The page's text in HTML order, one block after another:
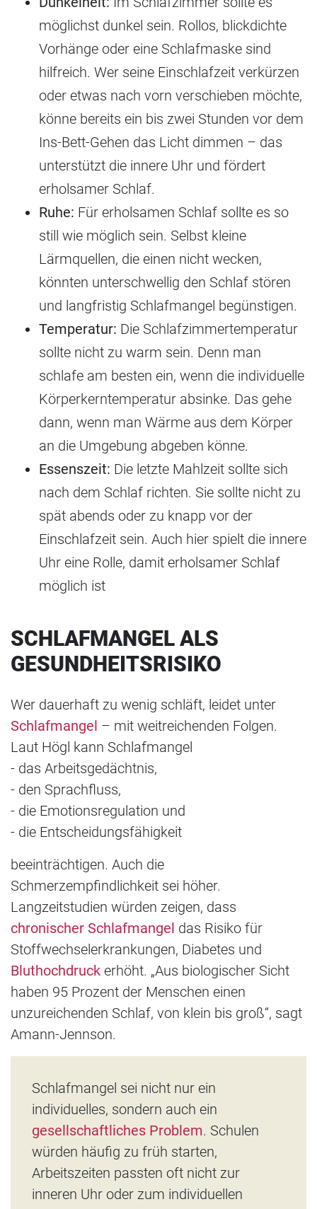
möglichst dunkel sein. Rollos, blickdichte
Vorhänge oder eine Schlafmaske sind
hilfreich. Wer seine Einschlafzeit verkürzen
oder etwas nach vorn verschieben möchte,
könne bereits ein bis zwei Stunden vor dem
Ins-Bett-Gehen das Licht dimmen – das
unterstützt die innere Uhr und fördert
erholsamer Schlaf.
Ruhe: Für erholsamen Schlaf sollte es so
still wie möglich sein. Selbst kleine
Lärmquellen, die einen nicht wecken,
könnten unterschwellig den Schlaf stören
und langfristig Schlafmangel begünstigen.
Temperatur: Die Schlafzimmertemperatur
sollte nicht zu warm sein. Denn man
schlafe am besten ein, wenn die individuelle
Körperkerntemperatur absinke. Das gehe
dann, wenn man Wärme aus dem Körper
an die Umgebung abgeben könne.
Essenszeit: Die letzte Mahlzeit sollte sich
nach dem Schlaf richten. Sie sollte nicht zu
spät abends oder zu knapp vor der
Einschlafzeit sein. Auch hier spielt die innere
Uhr eine Rolle, damit erholsamer Schlaf
möglich ist
SCHLAFMANGEL ALS
GESUNDHEITSRISIKO
Wer dauerhaft zu wenig schläft, leidet unter
Schlafmangel – mit weitreichenden Folgen.
Laut Högl kann Schlafmangel
- das Arbeitsgedächtnis,
- den Sprachfluss,
- die Emotionsregulation und
- die Entscheidungsfähigkeit
beeinträchtigen. Auch die
Schmerzempfindlichkeit sei höher.
Langzeitstudien würden zeigen, dass
chronischer Schlafmangel das Risiko für
Stoffwechselerkrankungen, Diabetes und
Bluthochdruck erhöht. „Aus biologischer Sicht
haben 95 Prozent der Menschen einen
unzureichenden Schlaf, von klein bis groß“, sagt
Amann-Jennson.
Schlafmangel sei nicht nur ein
individuelles, sondern auch ein
gesellschaftliches Problem. Schulen
würden häufig zu früh starten,
Arbeitszeiten passten oft nicht zur
inneren Uhr oder zum individuellen